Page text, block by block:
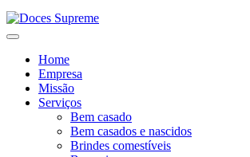
Home
Empresa
Missão
Serviços
Bem casado
Bem casados e nascidos
Brindes comestíveis